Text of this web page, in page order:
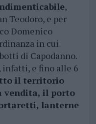
,
Teodoro, e per
Domenico
in cui
di Capodanno.
infatti, e fino alle 6
il territorio
vendita, il porto
lanterne